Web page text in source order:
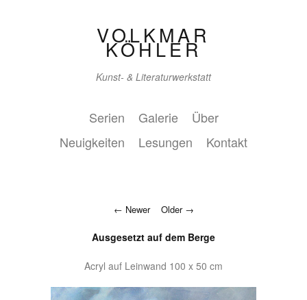
VOLKMAR
KÖHLER
Kunst- & Literaturwerkstatt
Serien Galerie
Über
Neuigkeiten
Lesungen Kontakt
Newer Older
Ausgesetzt auf dem Berge
Acryl auf Leinwand 100 x 50 cm